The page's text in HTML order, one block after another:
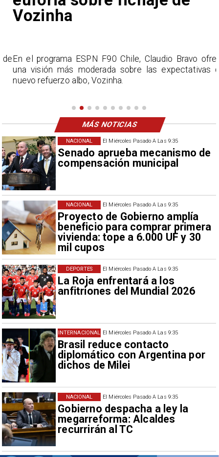
El Miércoles Pasado A Las 9:35
Senado aprueba mecanismo de
compensación municipal
NACIONAL
El Miércoles Pasado A Las 9:35
Proyecto de Gobierno amplía
beneficio para comprar primera
vivienda: tope a 6.000 UF y 30
mil cupos
NACIONAL
El Miércoles Pasado A Las 9:35
La Roja enfrentará a los
anfitriones del Mundial 2026
DEPORTES
El Miércoles Pasado A Las 9:35
Brasil reduce contacto
diplomático con Argentina por
dichos de Milei
INTERNACIONAL
El Miércoles Pasado A Las 9:35
Gobierno despacha a ley la
megarreforma: Alcaldes
recurrirán al TC
NACIONAL
Vozinha
En el programa ESPN F90 Chile, Claudio Bravo ofrece
una visión más moderada sobre las expectativas del
nuevo refuerzo albo, Vozinha.
MÁS NOTICIAS